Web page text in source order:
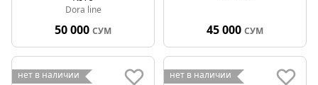
Dora line
50 000 СУМ 45 000 СУМ
нет в наличии нет в наличии